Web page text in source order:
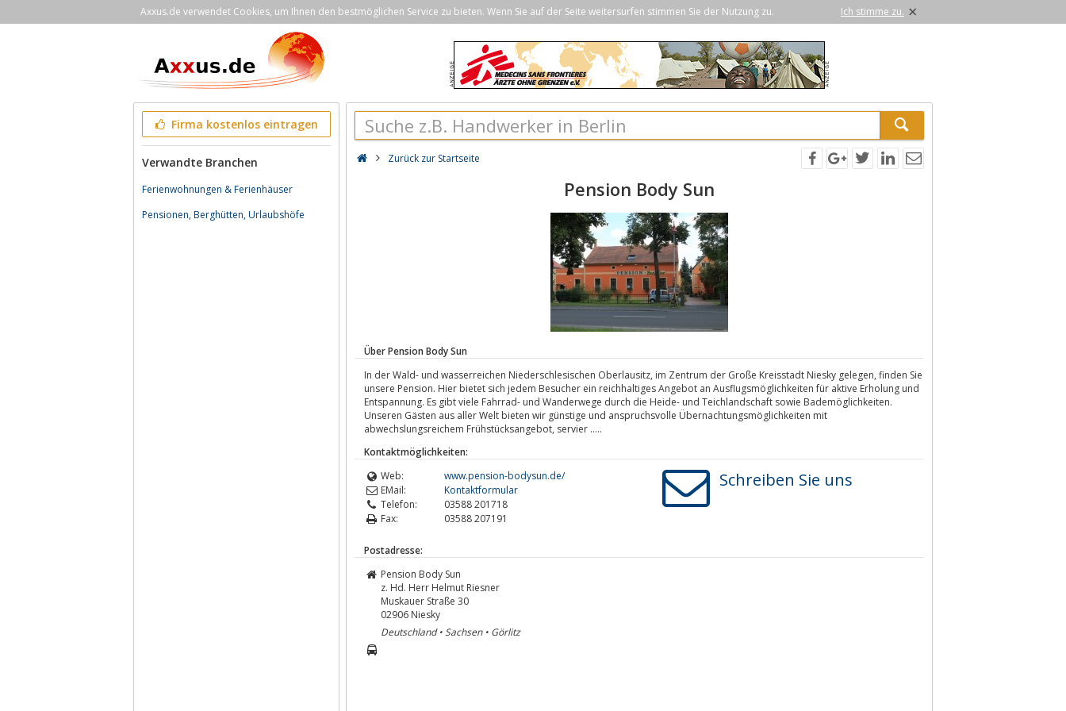
Axxus.de verwendet Cookies, um Ihnen den bestmöglichen Service zu bieten. Wenn Sie auf der Seite weitersurfen stimmen Sie der Nutzung zu. Ich stimme zu. ×
Firma kostenlos eintragen
Verwandte Branchen
Ferienwohnungen & Ferienhäuser
Pensionen, Berghütten, Urlaubshöfe
Zurück zur Startseite
Pension Body Sun
Über Pension Body Sun
In der Wald- und wasserreichen Niederschlesischen Oberlausitz, im Zentrum der Große Kreisstadt Niesky gelegen, finden Sie
unsere Pension. Hier bietet sich jedem Besucher ein reichhaltiges Angebot an Ausflugsmöglichkeiten für aktive Erholung und
Entspannung. Es gibt viele Fahrrad- und Wanderwege durch die Heide- und Teichlandschaft sowie Bademöglichkeiten.
Unseren Gästen aus aller Welt bieten wir günstige und anspruchsvolle Übernachtungsmöglichkeiten mit
abwechslungsreichem Frühstücksangebot, servier .....
Kontaktmöglichkeiten:
Web:
www.pension-bodysun.de/
EMail:
Kontaktformular
Telefon:
03588 201718
Fax:
03588 207191
Schreiben Sie uns
Postadresse:
Pension Body Sun
z. Hd. Herr Helmut Riesner
Muskauer Straße 30
02906 Niesky
Deutschland • Sachsen • Görlitz